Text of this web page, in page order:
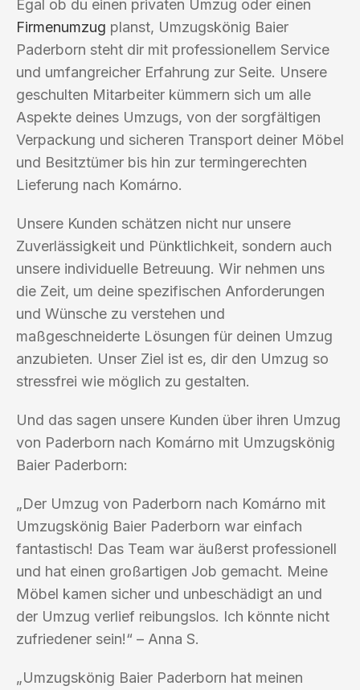
Egal ob du einen privaten Umzug oder einen
Firmenumzug planst, Umzugskönig Baier
Paderborn steht dir mit professionellem Service
und umfangreicher Erfahrung zur Seite. Unsere
geschulten Mitarbeiter kümmern sich um alle
Aspekte deines Umzugs, von der sorgfältigen
Verpackung und sicheren Transport deiner Möbel
und Besitztümer bis hin zur termingerechten
Lieferung nach Komárno.
Unsere Kunden schätzen nicht nur unsere
Zuverlässigkeit und Pünktlichkeit, sondern auch
unsere individuelle Betreuung. Wir nehmen uns
die Zeit, um deine spezifischen Anforderungen
und Wünsche zu verstehen und
maßgeschneiderte Lösungen für deinen Umzug
anzubieten. Unser Ziel ist es, dir den Umzug so
stressfrei wie möglich zu gestalten.
Und das sagen unsere Kunden über ihren Umzug
von Paderborn nach Komárno mit Umzugskönig
Baier Paderborn:
„Der Umzug von Paderborn nach Komárno mit
Umzugskönig Baier Paderborn war einfach
fantastisch! Das Team war äußerst professionell
und hat einen großartigen Job gemacht. Meine
Möbel kamen sicher und unbeschädigt an und
der Umzug verlief reibungslos. Ich könnte nicht
zufriedener sein!“ – Anna S.
„Umzugskönig Baier Paderborn hat meinen